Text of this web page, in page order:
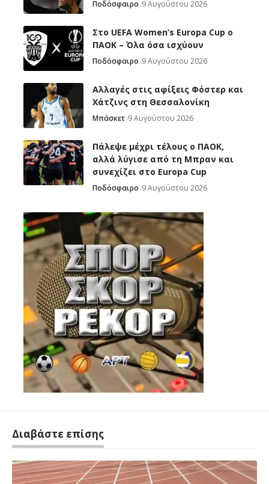
Ποδόσφαιρο 9 Αυγούστου 2026
Στο UEFA Women’s Europa Cup ο
ΠΑΟΚ – Όλα όσα ισχύουν
Ποδόσφαιρο 9 Αυγούστου 2026
Αλλαγές στις αφίξεις Φόστερ και
Χάτζινς στη Θεσσαλονίκη
Μπάσκετ 9 Αυγούστου 2026
Πάλεψε μέχρι τέλους ο ΠΑΟΚ,
αλλά λύγισε από τη Μπραν και
συνεχίζει στο Europa Cup
Ποδόσφαιρο 9 Αυγούστου 2026
Διαβάστε επίσης